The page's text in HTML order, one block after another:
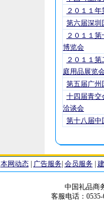
２０１１
第六届深圳
２０１１
博览会
２０１１
庭用品展览
第五届广州
十四届青交
洽谈会
第十八届中
本网动态| 广告服务| 会员服务|
中国礼品商
客服电话：